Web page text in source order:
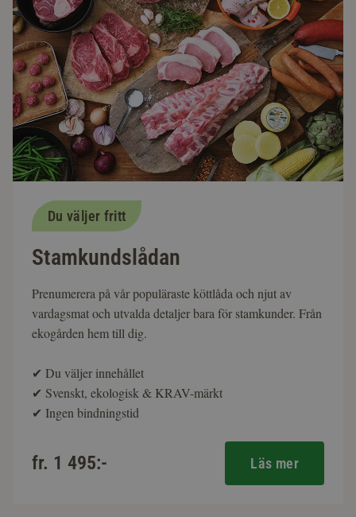
Du väljer fritt
Stamkundslådan
Prenumerera på vår populäraste köttlåda och njut av
vardagsmat och utvalda detaljer bara för stamkunder. Från
ekogården hem till dig.
✔ Du väljer innehållet
✔ Svenskt, ekologisk & KRAV-märkt
✔ Ingen bindningstid
fr. 1 495:- Läs mer